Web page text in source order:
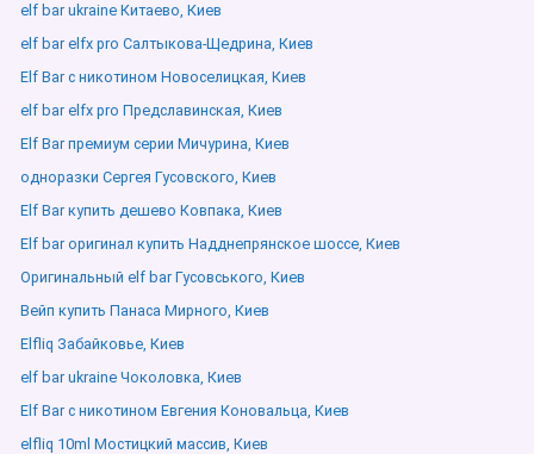
elf bar ukraine Китаево, Киев
elf bar elfx pro Салтыкова-Щедрина, Киев
Elf Bar с никотином Новоселицкая, Киев
elf bar elfx pro Предславинская, Киев
Elf Bar премиум серии Мичурина, Киев
одноразки Сергея Гусовского, Киев
Elf Bar купить дешево Ковпака, Киев
Elf bar оригинал купить Надднепрянское шоссе, Киев
Оригинальный elf bar Гусовського, Киев
Вейп купить Панаса Мирного, Киев
Elfliq Забайковье, Киев
elf bar ukraine Чоколовка, Киев
Elf Bar с никотином Евгения Коновальца, Киев
elfliq 10ml Мостицкий массив, Киев